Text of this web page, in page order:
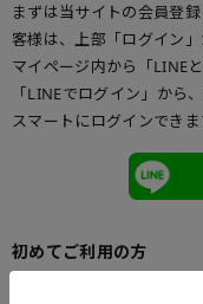
まずは当サイトの会員登
客様は、上部「ログイン
マイページ内から「LINE
「LINEでログイン」から
スマートにログインできま
初めてご利用の方